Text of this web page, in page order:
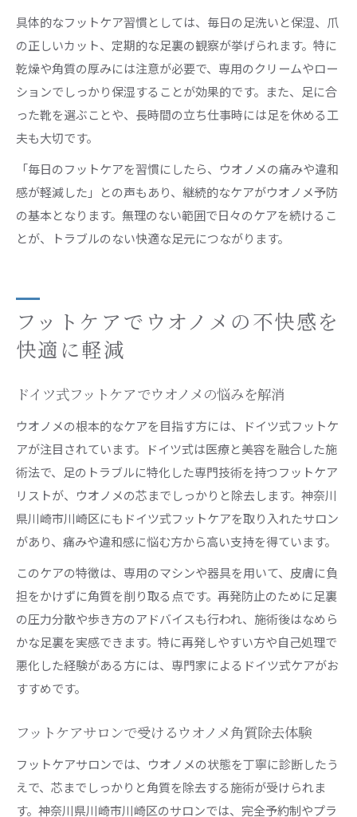
具体的なフットケア習慣としては、毎日の足洗いと保湿、爪
の正しいカット、定期的な足裏の観察が挙げられます。特に
乾燥や角質の厚みには注意が必要で、専用のクリームやロー
ションでしっかり保湿することが効果的です。また、足に合
った靴を選ぶことや、長時間の立ち仕事時には足を休める工
夫も大切です。
「毎日のフットケアを習慣にしたら、ウオノメの痛みや違和
感が軽減した」との声もあり、継続的なケアがウオノメ予防
の基本となります。無理のない範囲で日々のケアを続けるこ
とが、トラブルのない快適な足元につながります。
フットケアでウオノメの不快感を
快適に軽減
ドイツ式フットケアでウオノメの悩みを解消
ウオノメの根本的なケアを目指す方には、ドイツ式フットケ
アが注目されています。ドイツ式は医療と美容を融合した施
術法で、足のトラブルに特化した専門技術を持つフットケア
リストが、ウオノメの芯までしっかりと除去します。神奈川
県川崎市川崎区にもドイツ式フットケアを取り入れたサロン
があり、痛みや違和感に悩む方から高い支持を得ています。
このケアの特徴は、専用のマシンや器具を用いて、皮膚に負
担をかけずに角質を削り取る点です。再発防止のために足裏
の圧力分散や歩き方のアドバイスも行われ、施術後はなめら
かな足裏を実感できます。特に再発しやすい方や自己処理で
悪化した経験がある方には、専門家によるドイツ式ケアがお
すすめです。
フットケアサロンで受けるウオノメ角質除去体験
フットケアサロンでは、ウオノメの状態を丁寧に診断したう
えで、芯までしっかりと角質を除去する施術が受けられま
す。神奈川県川崎市川崎区のサロンでは、完全予約制やプラ